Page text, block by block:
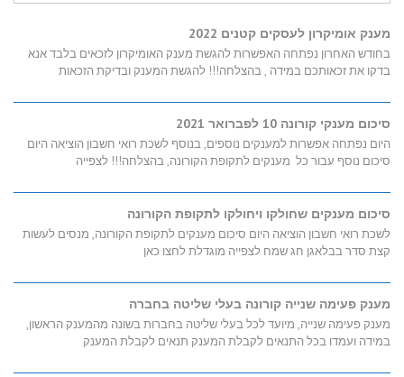
מענק אומיקרון לעסקים קטנים 2022
בחודש האחרון נפתחה האפשרות להגשת מענק האומיקרון לזכאים בלבד אנא
בדקו את זכאותכם במידה , בהצלחה!!! להגשת המענק ובדיקת הזכאות
סיכום מענקי קורונה 10 לפברואר 2021
היום נפתחה אפשרות למענקים נוספים, בנוסף לשכת רואי חשבון הוציאה היום
סיכום נוסף עבור כל מענקים לתקופת הקורונה, בהצלחה!!! לצפייה
סיכום מענקים שחולקו ויחולקו לתקופת הקורונה
לשכת רואי חשבון הוציאה היום סיכום מענקים לתקופת הקורונה, מנסים לעשות
קצת סדר בבלאגן חג שמח לצפייה מוגדלת לחצו כאן
מענק פעימה שנייה קורונה בעלי שליטה בחברה
מענק פעימה שנייה, מיועד לכל בעלי שליטה בחברות בשונה מהמענק הראשון,
במידה ועמדו בכל התנאים לקבלת המענק תנאים לקבלת המענק